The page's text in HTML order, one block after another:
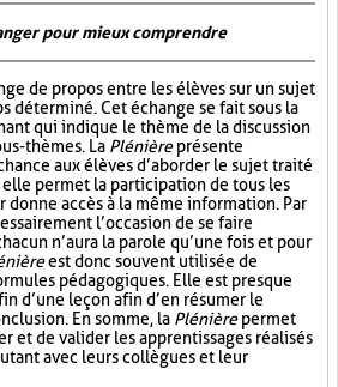
pour mieux comprendre
de propos entre les élèves sur un sujet
déterminé. Cet échange se fait sous la
qui indique le thème de la discussion
thèmes. La Plénièreprésente
aux élèves d’aborder le sujet traité
elle permet la participation de tous les
donne accès à la même information. Par
l’occasion de se faire
n’aura la parole qu’une fois et pour
est donc souvent utilisée de
pédagogiques. Elle est presque
d’une leçon afin d’en résumer le
En somme, la Plénièrepermet
et de valider les apprentissages réalisés
avec leurs collègues et leur